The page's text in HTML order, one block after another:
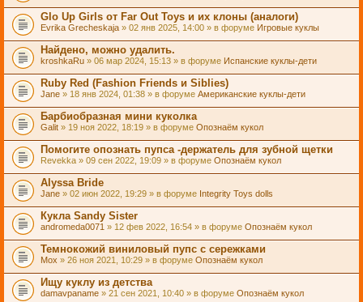
Glo Up Girls от Far Out Toys и их клоны (аналоги)
Evrika Grecheskaja » 02 янв 2025, 14:00 » в форуме Игровые куклы
Найдено, можно удалить.
kroshkaRu » 06 мар 2024, 15:13 » в форуме Испанские куклы-дети
Ruby Red (Fashion Friends и Siblies)
Jane » 18 янв 2024, 01:38 » в форуме Американские куклы-дети
Барбиобразная мини куколка
Galit » 19 ноя 2022, 18:19 » в форуме Опознаём кукол
Помогите опознать пупса -держатель для зубной щетки
Revekka » 09 сен 2022, 19:09 » в форуме Опознаём кукол
Alyssa Bride
Jane » 02 июн 2022, 19:29 » в форуме Integrity Toys dolls
Кукла Sandy Sister
andromeda0071 » 12 фев 2022, 16:54 » в форуме Опознаём кукол
Темнокожий виниловый пупс с сережками
Mox » 26 ноя 2021, 10:29 » в форуме Опознаём кукол
Ищу куклу из детства
damavpaname » 21 сен 2021, 10:40 » в форуме Опознаём кукол